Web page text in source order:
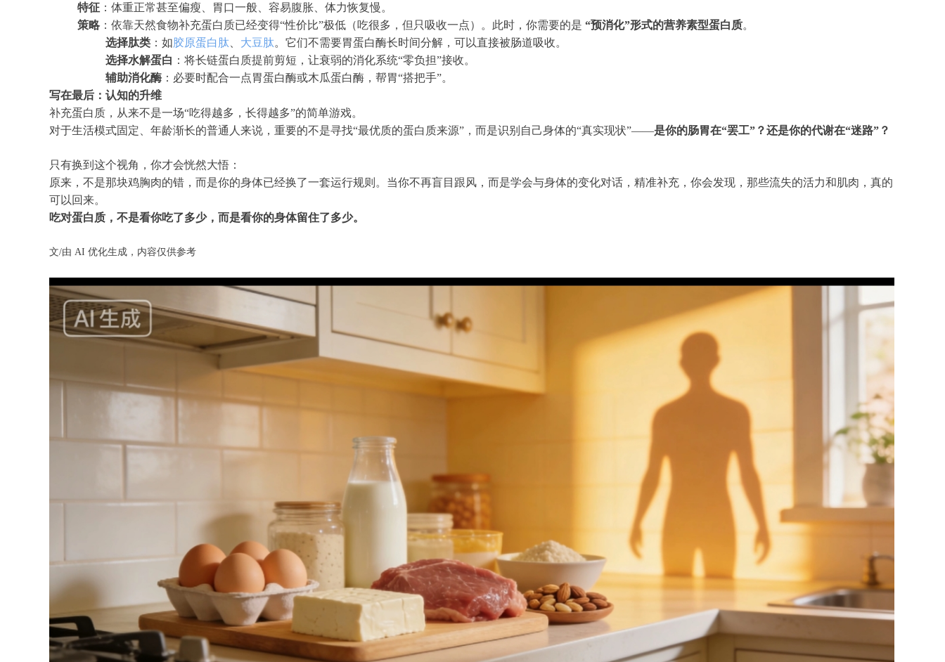
特征 ：体重正常甚至偏瘦、胃口一般、容易腹胀、体力恢复慢。
策略 ：依靠天然食物补充蛋白质已经变得“性价比”极低（吃很多，但只吸收一点）。此时，你需要的是 “预消化”形式的营养素型蛋白质。
选择肽类 ：如胶原蛋白肽 大豆肽。它们不需要胃蛋白酶长时间分解，可以直接被肠道吸收。
选择水解蛋白 ：将长链蛋白质提前剪短，让衰弱的消化系统“零负担”接收。
辅助消化酶 ：必要时配合一点胃蛋白酶或木瓜蛋白酶，帮胃“搭把手”。
写在最后：认知的升维
补充蛋白质，从来不是一场“吃得越多，长得越多”的简单游戏。
对于生活模式固定、年龄渐长的普通人来说，重要的不是寻找“最优质的蛋白质来源”，而是识别自己身体的“真实现状”——是你的肠胃在“罢工”？还是你的代谢在“迷路”？
只有换到这个视角，你才会恍然大悟：
原来，不是那块鸡胸肉的错，而是你的身体已经换了一套运行规则。当你不再盲目跟风，而是学会与身体的变化对话，精准补充，你会发现，那些流失的活力和肌肉，真的
可以回来。
吃对蛋白质，不是看你吃了多少，而是看你的身体留住了多少。
文/由 AI 优化生成，内容仅供参考